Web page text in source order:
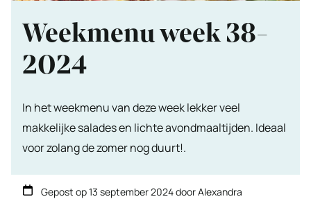
Weekmenu week 38-
2024
In het weekmenu van deze week lekker veel
makkelijke salades en lichte avondmaaltijden. Ideaal
voor zolang de zomer nog duurt!.
Gepost op13 september 2024doorAlexandra